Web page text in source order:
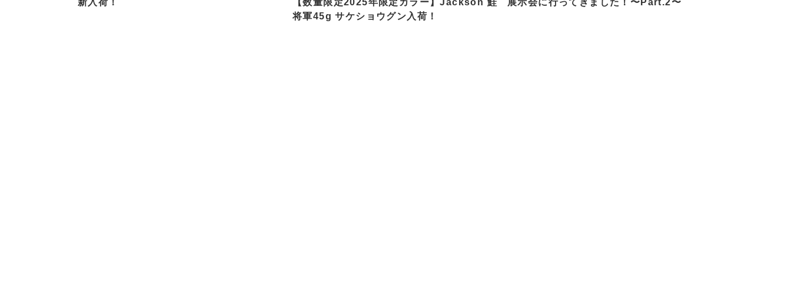
新入荷！
【数量限定2025年限定カラー】Jackson 鮭
将軍45g サケショウグン入荷！
展示会に行ってきました！〜Part.2〜